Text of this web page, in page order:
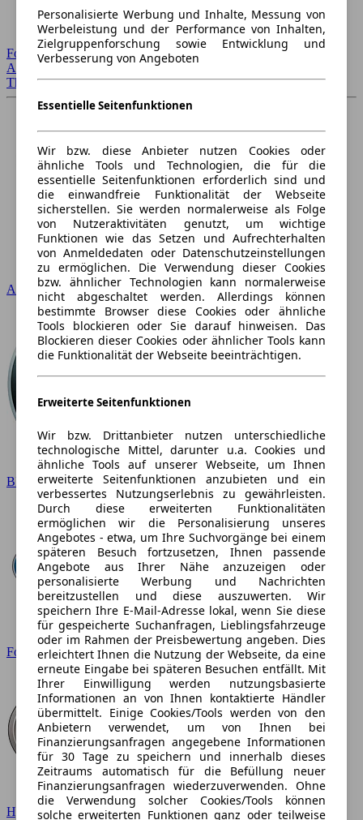
Forum Startseite
Alle Auto-Foren
Themen-Forum
Audi
BMW
Ford
Hyundai
Personalisierte Werbung und Inhalte, Messung von
Werbeleistung und der Performance von Inhalten,
Zielgruppenforschung sowie Entwicklung und
Verbesserung von Angeboten
Essentielle Seitenfunktionen
Wir bzw. diese Anbieter nutzen Cookies oder
ähnliche Tools und Technologien, die für die
essentielle Seitenfunktionen erforderlich sind und
die einwandfreie Funktionalität der Webseite
sicherstellen. Sie werden normalerweise als Folge
von Nutzeraktivitäten genutzt, um wichtige
Funktionen wie das Setzen und Aufrechterhalten
von Anmeldedaten oder Datenschutzeinstellungen
zu ermöglichen. Die Verwendung dieser Cookies
bzw. ähnlicher Technologien kann normalerweise
nicht abgeschaltet werden. Allerdings können
bestimmte Browser diese Cookies oder ähnliche
Tools blockieren oder Sie darauf hinweisen. Das
Blockieren dieser Cookies oder ähnlicher Tools kann
die Funktionalität der Webseite beeinträchtigen.
Erweiterte Seitenfunktionen
Wir bzw. Drittanbieter nutzen unterschiedliche
technologische Mittel, darunter u.a. Cookies und
ähnliche Tools auf unserer Webseite, um Ihnen
erweiterte Seitenfunktionen anzubieten und ein
verbessertes Nutzungserlebnis zu gewährleisten.
Durch diese erweiterten Funktionalitäten
ermöglichen wir die Personalisierung unseres
Angebotes - etwa, um Ihre Suchvorgänge bei einem
späteren Besuch fortzusetzen, Ihnen passende
Angebote aus Ihrer Nähe anzuzeigen oder
personalisierte Werbung und Nachrichten
bereitzustellen und diese auszuwerten. Wir
speichern Ihre E-Mail-Adresse lokal, wenn Sie diese
für gespeicherte Suchanfragen, Lieblingsfahrzeuge
oder im Rahmen der Preisbewertung angeben. Dies
erleichtert Ihnen die Nutzung der Webseite, da eine
erneute Eingabe bei späteren Besuchen entfällt. Mit
Ihrer Einwilligung werden nutzungsbasierte
Informationen an von Ihnen kontaktierte Händler
übermittelt. Einige Cookies/Tools werden von den
Anbietern verwendet, um von Ihnen bei
Finanzierungsanfragen angegebene Informationen
für 30 Tage zu speichern und innerhalb dieses
Zeitraums automatisch für die Befüllung neuer
Finanzierungsanfragen wiederzuverwenden. Ohne
die Verwendung solcher Cookies/Tools können
solche erweiterten Funktionen ganz oder teilweise